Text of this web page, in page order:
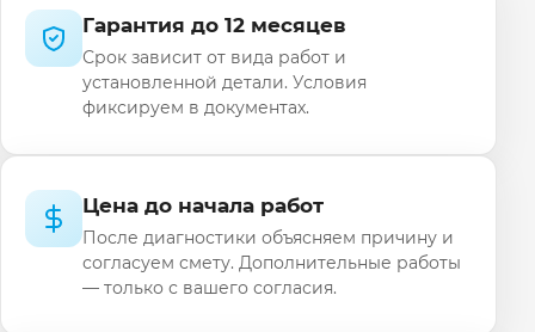
Гарантия до 12 месяцев
Срок зависит от вида работ и
установленной детали. Условия
фиксируем в документах.
Цена до начала работ
После диагностики объясняем причину и
согласуем смету. Дополнительные работы
— только с вашего согласия.